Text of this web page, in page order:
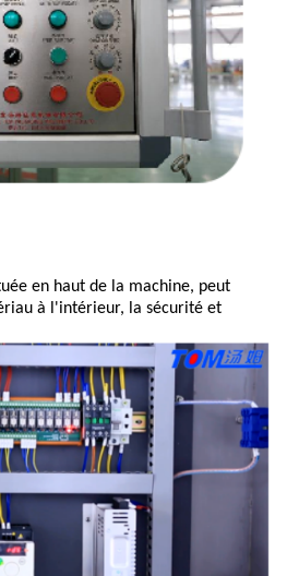
en haut de la machine, peut
à l'intérieur, la sécurité et